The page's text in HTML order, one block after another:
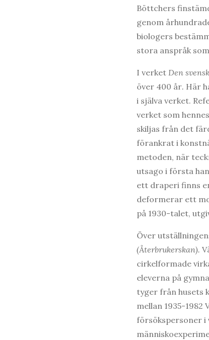
Böttchers
genom
biologers
stora anspråk
I verket Den
över 400 år. Här
i själva verket.
verket som
skiljas från det
förankrat i
metoden, när
utsago i första
ett draperi finns
deformerar ett
på 1930-talet,
Över
(Återbrukerskan).
cirkelformade
eleverna på
tyger från husets
mellan 1935-1982
försökspersoner i